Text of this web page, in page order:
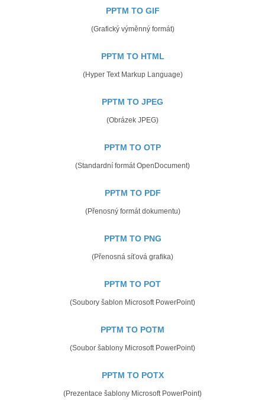
PPTM TO GIF
(Grafický výměnný formát)
PPTM TO HTML
(Hyper Text Markup Language)
PPTM TO JPEG
(Obrázek JPEG)
PPTM TO OTP
(Standardní formát OpenDocument)
PPTM TO PDF
(Přenosný formát dokumentu)
PPTM TO PNG
(Přenosná síťová grafika)
PPTM TO POT
(Soubory šablon Microsoft PowerPoint)
PPTM TO POTM
(Soubor šablony Microsoft PowerPoint)
PPTM TO POTX
(Prezentace šablony Microsoft PowerPoint)